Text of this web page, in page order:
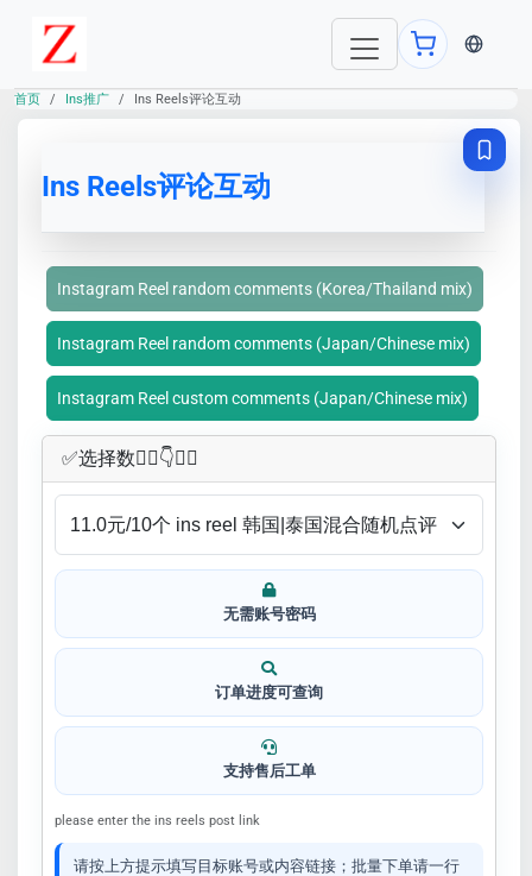
当前语
首页 Ins推广 Ins Reels评论互动
Ins Reels评论互动
Instagram Reel random comments (Korea/Thailand mix)
Instagram Reel random comments (Japan/Chinese mix)
Instagram Reel custom comments (Japan/Chinese mix)
✅​选择数👇🏻​​👇👇🏻​​
无需账号密码
订单进度可查询
支持售后工单
please enter the ins reels post link
请按上方提示填写目标账号或内容链接；批量下单请一行